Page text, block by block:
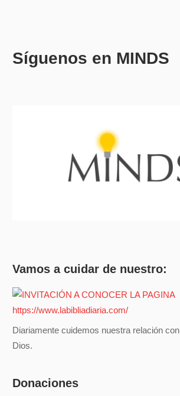
Síguenos en MINDS
Vamos a cuidar de nuestro:
Diariamente cuidemos nuestra relación con
Dios.
Donaciones